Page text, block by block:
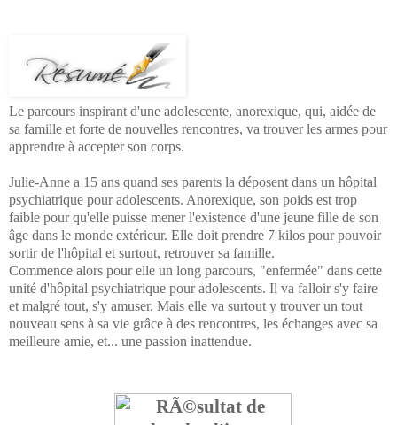
Le parcours inspirant d'une adolescente, anorexique, qui, aidée de
sa famille et forte de nouvelles rencontres, va trouver les armes pour
apprendre à accepter son corps.
Julie-Anne a 15 ans quand ses parents la déposent dans un hôpital
psychiatrique pour adolescents. Anorexique, son poids est trop
faible pour qu'elle puisse mener l'existence d'une jeune fille de son
âge dans le monde extérieur. Elle doit prendre 7 kilos pour pouvoir
sortir de l'hôpital et surtout, retrouver sa famille.
Commence alors pour elle un long parcours, "enfermée" dans cette
unité d'hôpital psychiatrique pour adolescents. Il va falloir s'y faire
et malgré tout, s'y amuser. Mais elle va surtout y trouver un tout
nouveau sens à sa vie grâce à des rencontres, les échanges avec sa
meilleure amie, et... une passion inattendue.